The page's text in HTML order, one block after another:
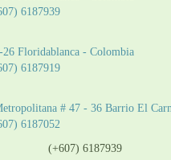
6187939
Floridablanca - Colombia
6187919
# 47 - 36 Barrio El
6187052
(+607) 6187939